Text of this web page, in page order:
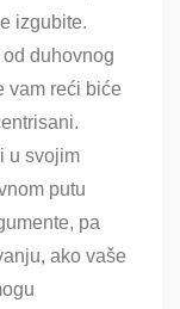
izgubite.
duhovnog
vam reći biće
u svojim
putu
pa
ako vaše